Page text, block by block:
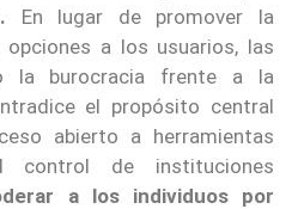
En lugar de promover la
a los usuarios, las
la burocracia frente a la
el propósito central
abierto a herramientas
control de instituciones
a los individuos por